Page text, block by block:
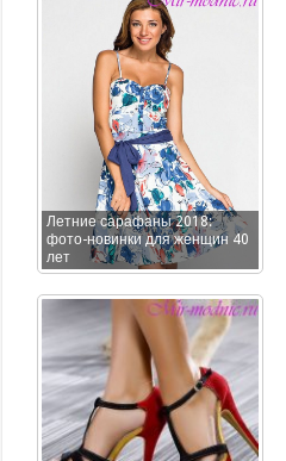
Летние сарафаны 2018:
фото-новинки для женщин 40
лет